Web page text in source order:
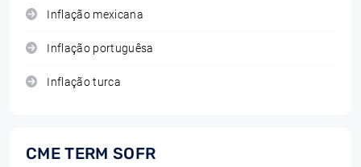
Inflação mexicana
Inflação portuguêsa
Inflação turca
CME TERM SOFR